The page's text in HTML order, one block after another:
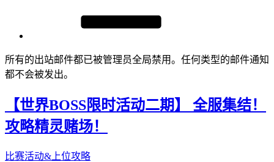
所有的出站邮件都已被管理员全局禁用。任何类型的邮件通知
都不会被发出。
【世界BOSS限时活动二期】 全服集结！
攻略精灵赌场！
比赛活动&上位攻略